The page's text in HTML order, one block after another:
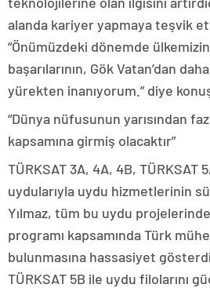
alanda kariyer yapmaya teşvik
“Önümüzdeki dönemde ülkemizin
başarılarının, Gök Vatan’dan
yürekten inanıyorum.” diye
“Dünya nüfusunun yarısından
kapsamına girmiş olacaktır”
TÜRKSAT 3A, 4A, 4B, TÜRKSAT
uydularıyla uydu hizmetlerinin
Yılmaz, tüm bu uydu
programı kapsamında Türk
bulunmasına hassasiyet
TÜRKSAT 5B ile uydu filolarını